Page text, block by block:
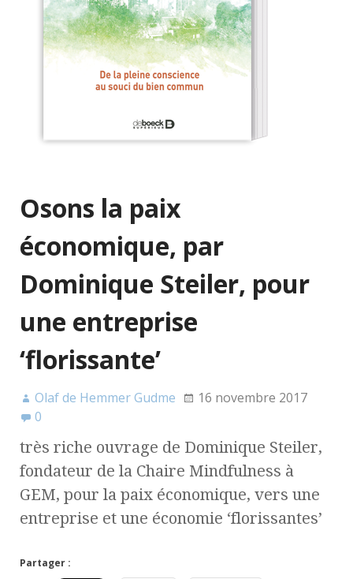
Osons la paix
économique, par
Dominique Steiler, pour
une entreprise
‘florissante’
Olaf de Hemmer Gudme
16 novembre 2017
0
très riche ouvrage de Dominique Steiler,
fondateur de la Chaire Mindfulness à
GEM, pour la paix économique, vers une
entreprise et une économie ‘florissantes’
Partager :